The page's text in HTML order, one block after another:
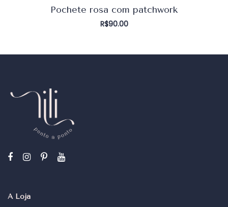
Pochete rosa com patchwork
R$90.00
A Loja